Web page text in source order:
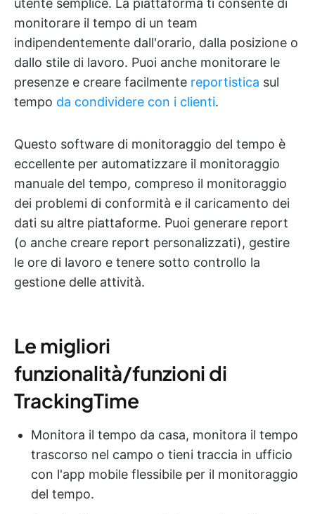
utente semplice. La piattaforma ti consente di
monitorare il tempo di un team
indipendentemente dall'orario, dalla posizione o
dallo stile di lavoro. Puoi anche monitorare le
presenze e creare facilmente reportistica sul
tempo da condividere con i clienti.
Questo software di monitoraggio del tempo è
eccellente per automatizzare il monitoraggio
manuale del tempo, compreso il monitoraggio
dei problemi di conformità e il caricamento dei
dati su altre piattaforme. Puoi generare report
(o anche creare report personalizzati), gestire
le ore di lavoro e tenere sotto controllo la
gestione delle attività.
Le migliori
funzionalità/funzioni di
TrackingTime
Monitora il tempo da casa, monitora il tempo
trascorso nel campo o tieni traccia in ufficio
con l'app mobile flessibile per il monitoraggio
del tempo.